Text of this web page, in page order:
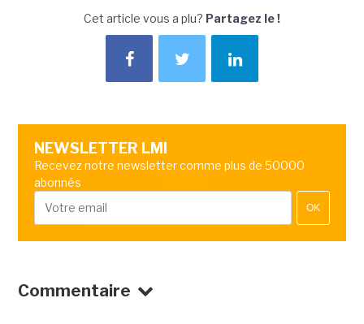
Cet article vous a plu? Partagez le !
NEWSLETTER LMI
Recevez notre newsletter comme plus de 50000
abonnés
OK
Commentaire